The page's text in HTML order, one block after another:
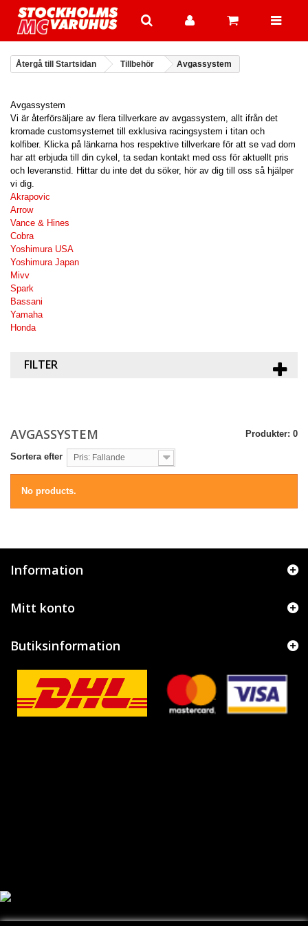
Återgå till Startsidan Tillbehör Avgassystem
Avgassystem
Vi är återförsäljare av flera tillverkare av avgassystem, allt ifrån det
kromade customsystemet till exklusiva racingsystem i titan och
kolfiber. Klicka på länkarna hos respektive tillverkare för att se vad dom
har att erbjuda till din cykel, ta sedan kontakt med oss för aktuellt pris
och leveranstid. Hittar du inte det du söker, hör av dig till oss så hjälper
vi dig.
Akrapovic
Arrow
Vance & Hines
Cobra
Yoshimura USA
Yoshimura Japan
Mivv
Spark
Bassani
Yamaha
Honda
FILTER
AVGASSYSTEM Produkter: 0
Sortera efter Pris: Fallande
No products.
Information
Mitt konto
Butiksinformation